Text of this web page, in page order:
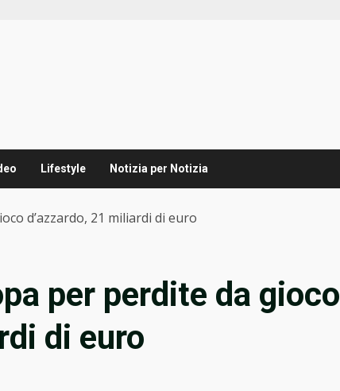
Lifestyle Notizia per Notizia
d’azzardo, 21 miliardi di euro
per perdite da gioco
di euro